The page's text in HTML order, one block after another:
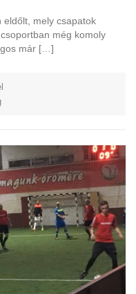
eldőlt, mely csapatok
még komoly
már […]